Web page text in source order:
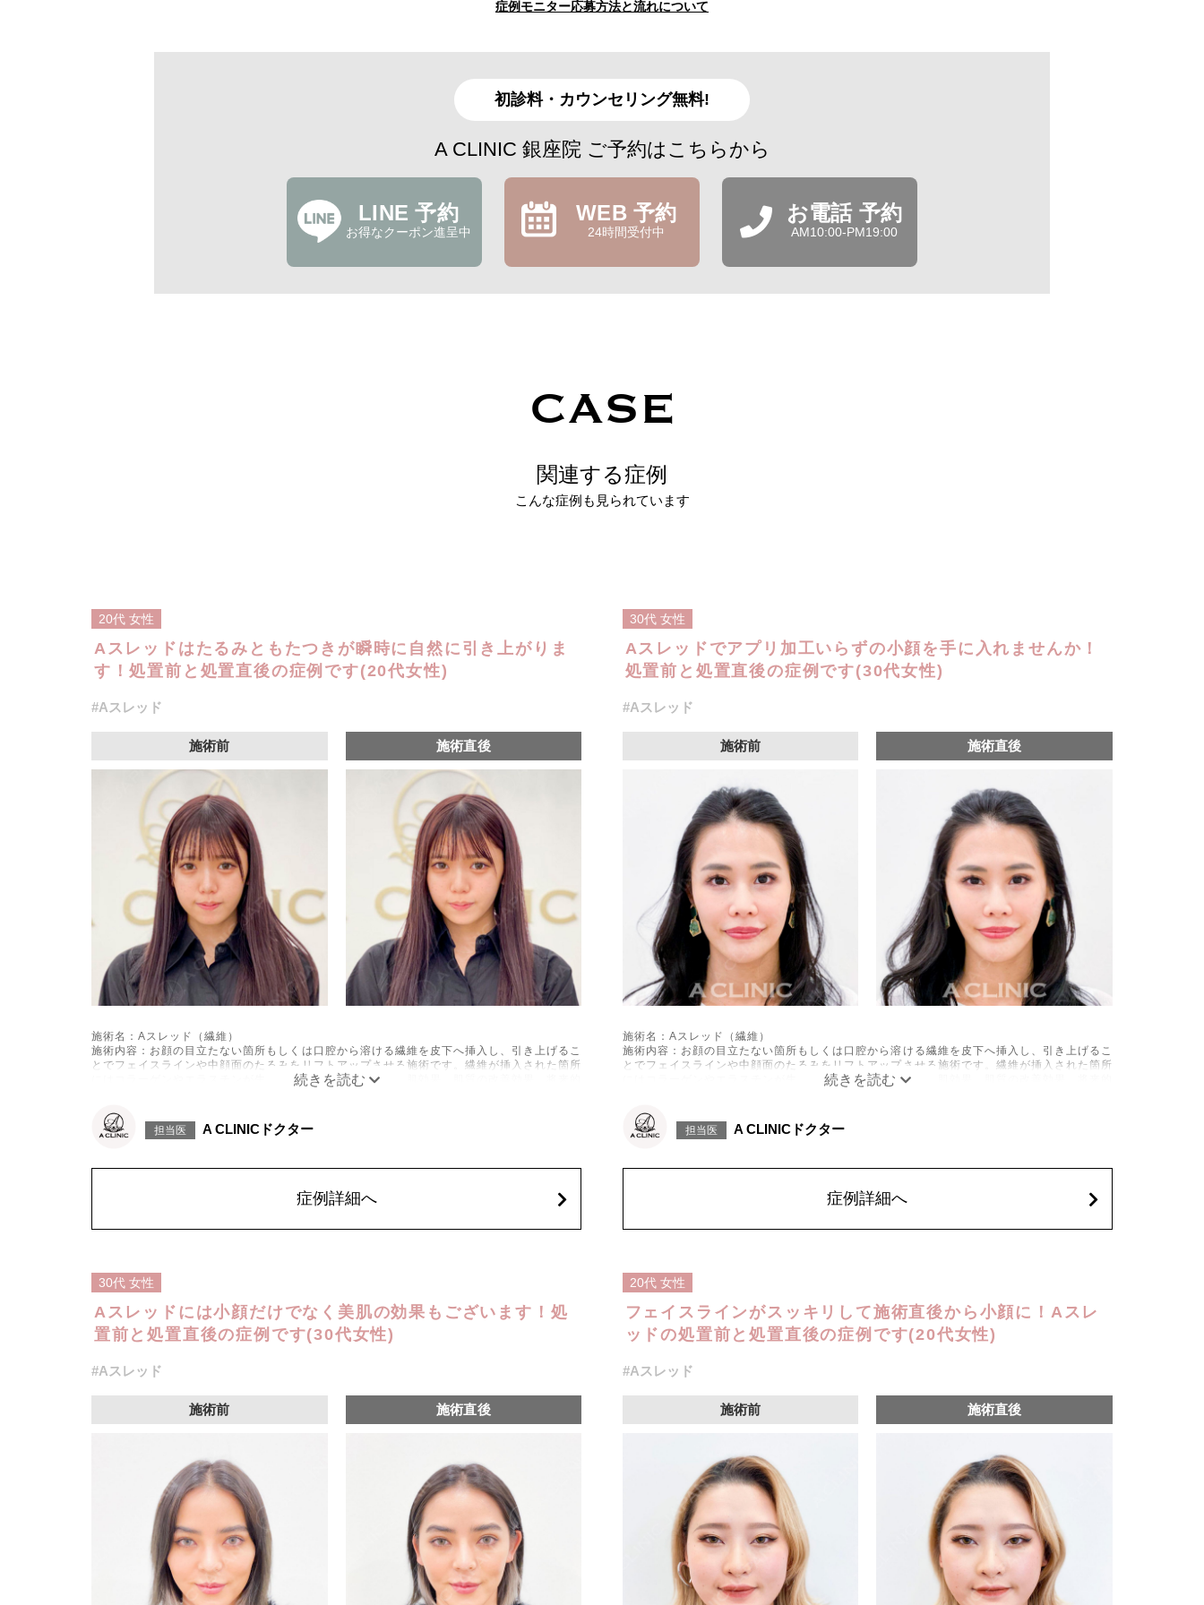
症例モニター応募方法と流れについて
初診料・カウンセリング無料!
A CLINIC 銀座院 ご予約はこちらから
LINE 予約
お得なクーポン進呈中
WEB 予約
24時間受付中
お電話 予約
AM10:00-PM19:00
CASE
関連する症例
こんな症例も見られています
20代 女性
Aスレッドはたるみともたつきが瞬時に自然に引き上がりま
す！処置前と処置直後の症例です(20代女性)
#Aスレッド
施術前 施術直後
施術名：Aスレッド（繊維）
施術内容：お顔の目立たない箇所もしくは口腔から溶ける繊維を皮下へ挿入し、引き上げるこ
とでフェイスラインや中顔面のたるみをリフトアップさせる施術です。繊維が挿入された箇所
にはコラーゲンやエラスチンが生成されるため、長期的な美肌効果、肌質の改善効果、将来的
リスク、副作用：腫れ、内出血、疼痛、頭痛、引き攣れ感などが生じることがございます。ま
た、稀ではありますが、施術部位の細菌感染症、皮膚のよれ、繊維の突出などが生じることが
担当医 A CLINICドクター
症例詳細へ
30代 女性
Aスレッドでアプリ加工いらずの小顔を手に入れませんか！
処置前と処置直後の症例です(30代女性)
#Aスレッド
施術前 施術直後
施術名：Aスレッド（繊維）
施術内容：お顔の目立たない箇所もしくは口腔から溶ける繊維を皮下へ挿入し、引き上げるこ
とでフェイスラインや中顔面のたるみをリフトアップさせる施術です。繊維が挿入された箇所
にはコラーゲンやエラスチンが生成されるため、長期的な美肌効果、肌質の改善効果、将来的
リスク、副作用：腫れ、内出血、疼痛、頭痛、引き攣れ感などが生じることがございます。ま
た、稀ではありますが、施術部位の細菌感染症、皮膚のよれ、繊維の突出などが生じることが
担当医 A CLINICドクター
症例詳細へ
30代 女性
Aスレッドには小顔だけでなく美肌の効果もございます！処
置前と処置直後の症例です(30代女性)
#Aスレッド
施術前 施術直後
20代 女性
フェイスラインがスッキリして施術直後から小顔に！Aスレ
ッドの処置前と処置直後の症例です(20代女性)
#Aスレッド
施術前 施術直後